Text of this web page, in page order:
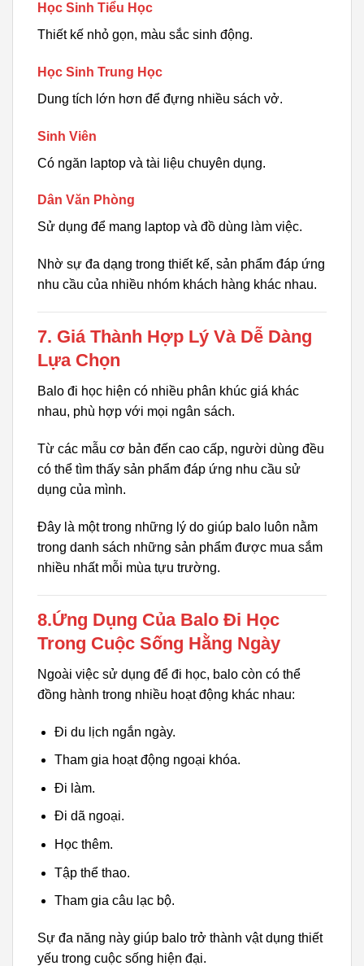
Học Sinh Tiểu Học
Thiết kế nhỏ gọn, màu sắc sinh động.
Học Sinh Trung Học
Dung tích lớn hơn để đựng nhiều sách vở.
Sinh Viên
Có ngăn laptop và tài liệu chuyên dụng.
Dân Văn Phòng
Sử dụng để mang laptop và đồ dùng làm việc.
Nhờ sự đa dạng trong thiết kế, sản phẩm đáp ứng
nhu cầu của nhiều nhóm khách hàng khác nhau.
7. Giá Thành Hợp Lý Và Dễ Dàng
Lựa Chọn
Balo đi học hiện có nhiều phân khúc giá khác
nhau, phù hợp với mọi ngân sách.
Từ các mẫu cơ bản đến cao cấp, người dùng đều
có thể tìm thấy sản phẩm đáp ứng nhu cầu sử
dụng của mình.
Đây là một trong những lý do giúp balo luôn nằm
trong danh sách những sản phẩm được mua sắm
nhiều nhất mỗi mùa tựu trường.
8.Ứng Dụng Của Balo Đi Học
Trong Cuộc Sống Hằng Ngày
Ngoài việc sử dụng để đi học, balo còn có thể
đồng hành trong nhiều hoạt động khác nhau:
Đi du lịch ngắn ngày.
Tham gia hoạt động ngoại khóa.
Đi làm.
Đi dã ngoại.
Học thêm.
Tập thể thao.
Tham gia câu lạc bộ.
Sự đa năng này giúp balo trở thành vật dụng thiết
yếu trong cuộc sống hiện đại.